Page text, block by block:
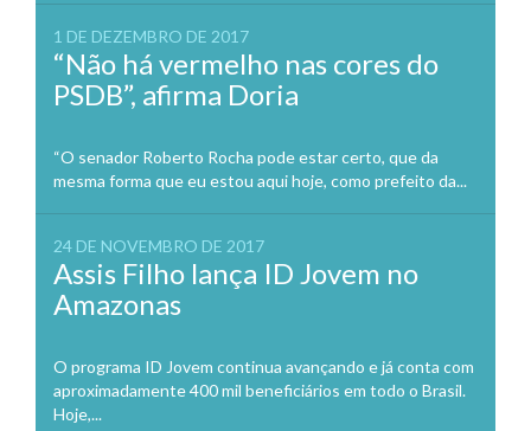
1 DE DEZEMBRO DE 2017
“Não há vermelho nas cores do
PSDB”, afirma Doria
“O senador Roberto Rocha pode estar certo, que da
mesma forma que eu estou aqui hoje, como prefeito da...
24 DE NOVEMBRO DE 2017
Assis Filho lança ID Jovem no
Amazonas
O programa ID Jovem continua avançando e já conta com
aproximadamente 400 mil beneficiários em todo o Brasil.
Hoje,...